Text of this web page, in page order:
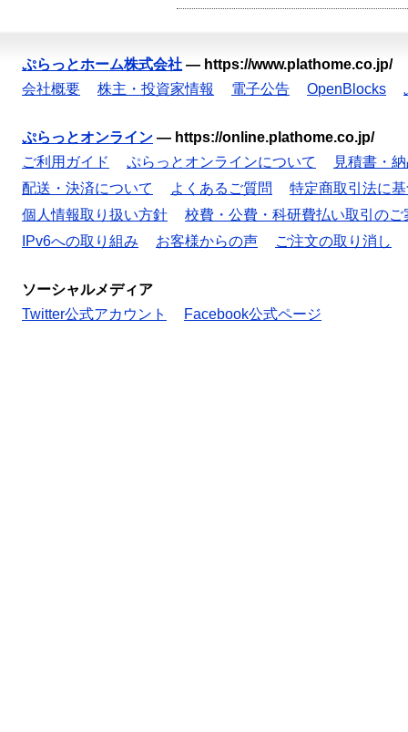
ぷらっとホーム株式会社 — https://www.plathome.co.jp/
会社概要
株主・投資家情報 電子公告 OpenBlocks
ぷらっとオンライン — https://online.plathome.co.jp/
ご利用ガイド
ぷらっとオンラインについて
見積書・
配送・決済について
よくあるご質問
特定商取引法に
個人情報取り扱い方針
校費・公費・科研費払い取引のご
IPv6への取り組み
お客様からの声 ご注文の取り消し
ソーシャルメディア
Twitter公式アカウント
Facebook公式ページ